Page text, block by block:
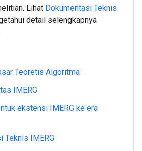
Lihat Dokumentasi Teknis
detail selengkapnya
Teoretis Algoritma
IMERG
ekstensi IMERG ke era
Teknis IMERG